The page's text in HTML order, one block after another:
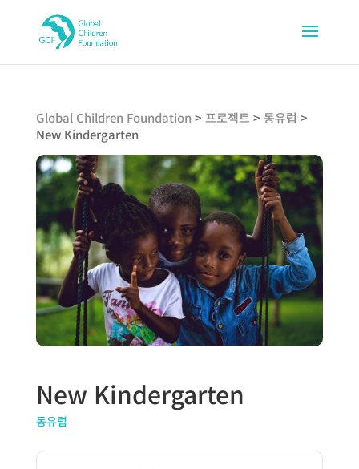
Global Children Foundation > 프로젝트 > 동유럽 >
New Kindergarten
New Kindergarten
동유럽